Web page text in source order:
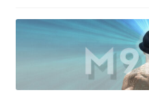
特定商取引法に基づく表記
プライバシーポリシー